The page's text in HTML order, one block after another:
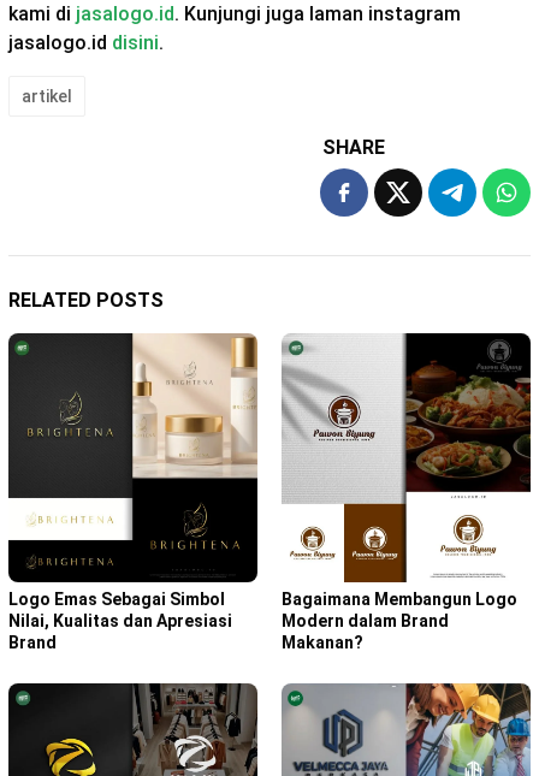
kami di jasalogo.id. Kunjungi juga laman instagram
jasalogo.id disini.
artikel
SHARE
RELATED POSTS
Logo Emas Sebagai Simbol
Nilai, Kualitas dan Apresiasi
Brand
Bagaimana Membangun Logo
Modern dalam Brand
Makanan?